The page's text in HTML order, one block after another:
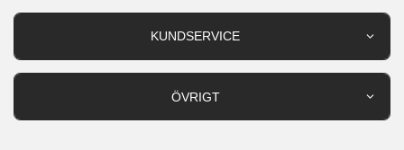
KUNDSERVICE
ÖVRIGT